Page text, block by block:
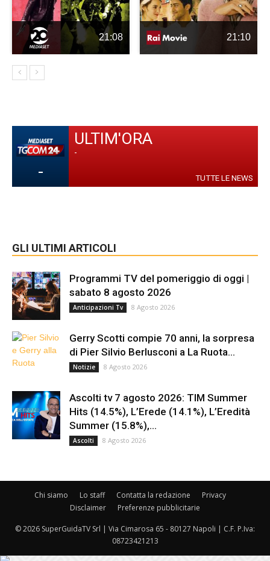
21:08 21:10
-
ULTIM'ORA
-
TUTTE LE NEWS
GLI ULTIMI ARTICOLI
Programmi TV del pomeriggio di oggi |
sabato 8 agosto 2026
Anticipazioni Tv 8 Agosto 2026
Gerry Scotti compie 70 anni, la sorpresa
di Pier Silvio Berlusconi a La Ruota...
Notizie 8 Agosto 2026
Ascolti tv 7 agosto 2026: TIM Summer
Hits (14.5%), L’Erede (14.1%), L’Eredità
Summer (15.8%),...
Ascolti 8 Agosto 2026
Chi siamo Lo staff Contatta la redazione
Privacy
Disclaimer
Preferenze pubblicitarie
© 2026 SuperGuidaTV Srl | Via Cimarosa 65 - 80127 Napoli | C.F. P.Iva:
08723421213